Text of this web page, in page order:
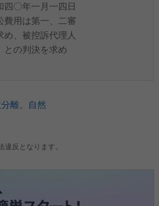
〇年一月一四日
費用は第一、二審
、被控訴代理人
との判決を求め
離 自然
反となります。